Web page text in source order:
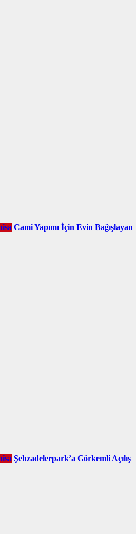
Cami Yapımı İçin Evin
Şehzadelerpark’a Görkemli Açılış